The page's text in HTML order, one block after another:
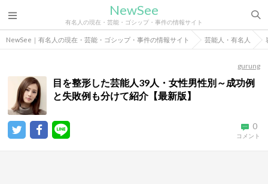
NewSee
有名人の現在・芸能・ゴシップ・事件の情報サイト
NewSee｜有名人の現在・芸能・ゴシップ・事件の情報サイト 芸能人・有名人
gurung
目を整形した芸能人39人・女性男性別～成功例
と失敗例も分けて紹介【最新版】
0
コメント